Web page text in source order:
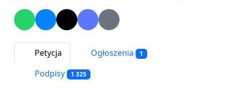
Petycja Ogłoszenia 1
Podpisy 1 325